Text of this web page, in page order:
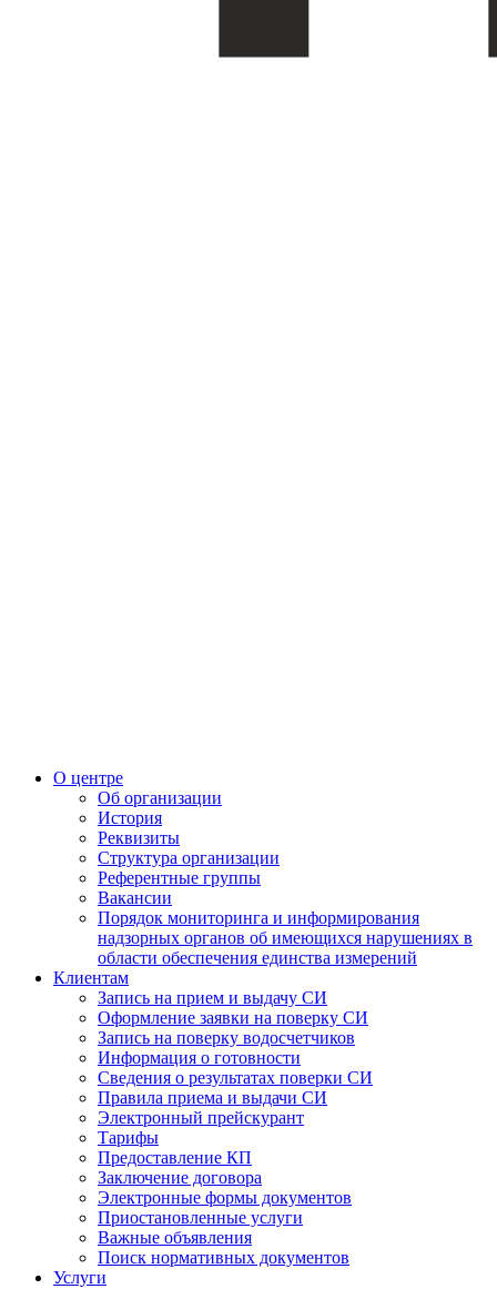
О центре
Об организации
История
Реквизиты
Структура организации
Референтные группы
Вакансии
Порядок мониторинга и информирования
надзорных органов об имеющихся нарушениях в
области обеспечения единства измерений
Клиентам
Запись на прием и выдачу СИ
Оформление заявки на поверку СИ
Запись на поверку водосчетчиков
Информация о готовности
Сведения о результатах поверки СИ
Правила приема и выдачи СИ
Электронный прейскурант
Тарифы
Предоставление КП
Заключение договора
Электронные формы документов
Приостановленные услуги
Важные объявления
Поиск нормативных документов
Услуги